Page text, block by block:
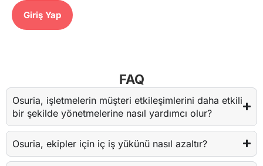
Giriş Yap​
FAQ
Osuria, işletmelerin müşteri etkileşimlerini daha etkili
bir şekilde yönetmelerine nasıl yardımcı olur?
Osuria, ekipler için iç iş yükünü nasıl azaltır?